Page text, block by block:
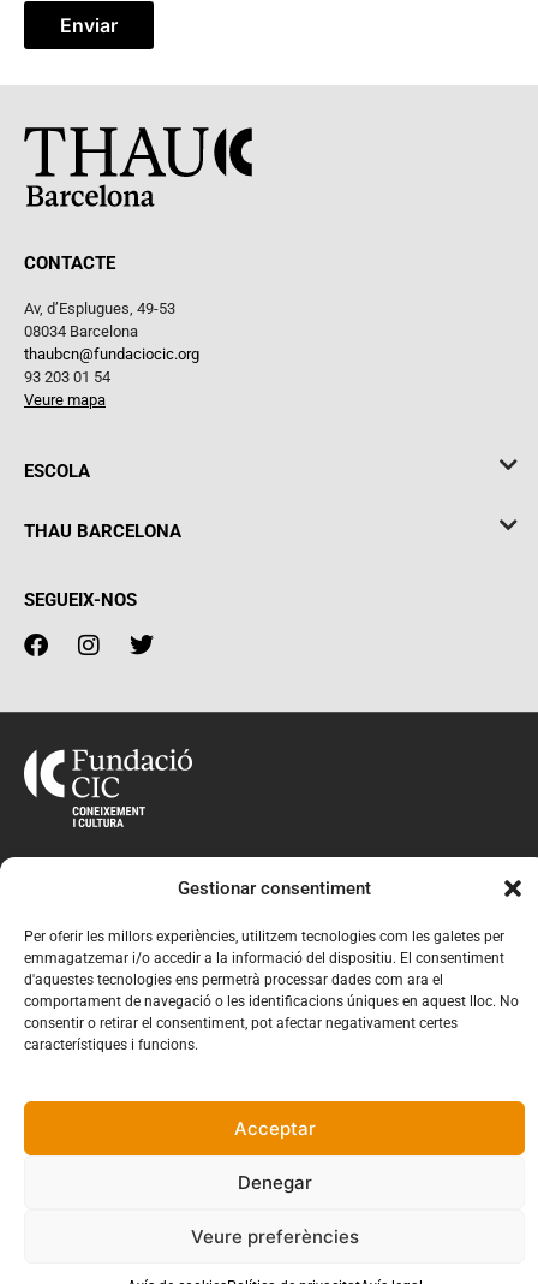
Gestionar consentiment
Per oferir les millors experiències, utilitzem tecnologies com les galetes per
emmagatzemar i/o accedir a la informació del dispositiu. El consentiment
d'aquestes tecnologies ens permetrà processar dades com ara el
comportament de navegació o les identificacions úniques en aquest lloc. No
consentir o retirar el consentiment, pot afectar negativament certes
característiques i funcions.
Acceptar
Denegar
Veure preferències
Enviar
CONTACTE
Av, d’Esplugues, 49-53
08034 Barcelona
thaubcn@fundaciocic.org
93 203 01 54
Veure mapa
ESCOLA
THAU BARCELONA
SEGUEIX-NOS
THAU SANT CUGAT
CIC ESCOLA IDIOMES
CIC BATXILLERATS
CIC CICLES FORMATIUS
Política de privacitat